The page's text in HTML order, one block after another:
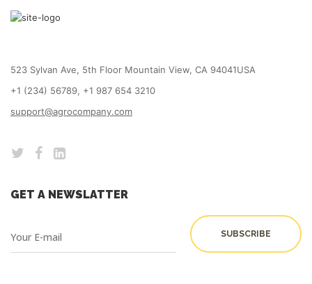
523 Sylvan Ave, 5th Floor Mountain View, CA 94041USA
+1 (234) 56789, +1 987 654 3210
support@agrocompany.com
GET A NEWSLATTER